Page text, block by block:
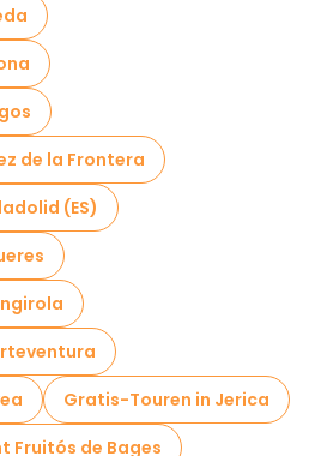
de la Frontera
(ES)
Gratis-Touren in Jerica
Fruitós de Bages